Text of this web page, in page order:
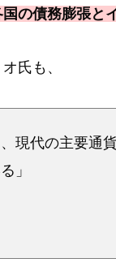
国の債務膨張と
氏も、
、現代の主要通
」